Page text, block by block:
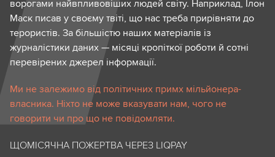
ворогами найвпливовіших людей світу. Наприклад, Ілон
Маск писав у своєму твіті, що нас треба прирівняти до
терористів. За більшістю наших матеріалів із
журналістики даних — місяці кропіткої роботи й сотні
перевірених джерел інформації.
Ми не залежимо від політичних примх мільйонера-
власника. Ніхто не може вказувати нам, чого не
говорити чи про що не повідомляти.
ЩОМІСЯЧНА ПОЖЕРТВА ЧЕРЕЗ LIQPAY